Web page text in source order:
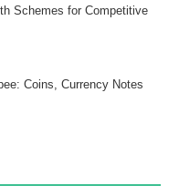
Schemes for Competitive
Coins, Currency Notes